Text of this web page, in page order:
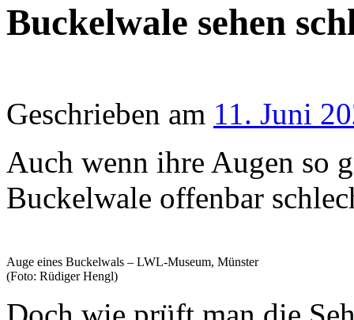
Buckelwale sehen
Geschrieben am 11. Juni
Auch wenn ihre Augen so
Buckelwale offenbar
Auge eines Buckelwals – LWL-Museum, Münster
(Foto: Rüdiger Hengl)